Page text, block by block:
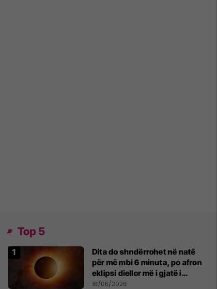
Top 5
Dita do shndërrohet në natë
për më mbi 6 minuta, po afron
eklipsi diellor më i gjatë i
shekullit të 21-të
16/06/2026